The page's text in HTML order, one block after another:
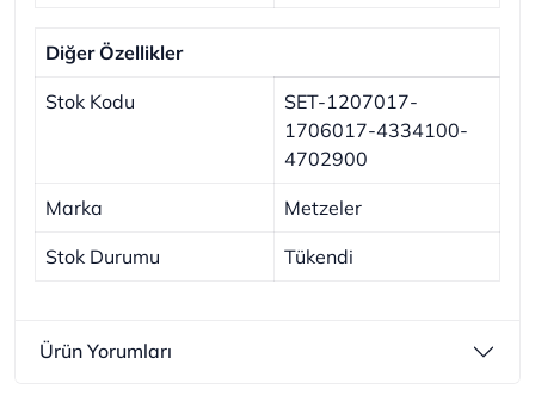
Diğer Özellikler
Stok Kodu
SET-1207017-
1706017-4334100-
4702900
Marka Metzeler
Stok Durumu Tükendi
Ürün Yorumları